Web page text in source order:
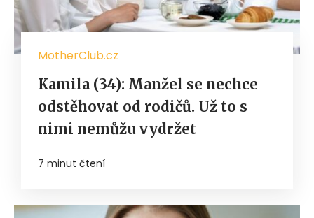
MotherClub.cz
Kamila (34): Manžel se nechce
odstěhovat od rodičů. Už to s
nimi nemůžu vydržet
7 minut čtení